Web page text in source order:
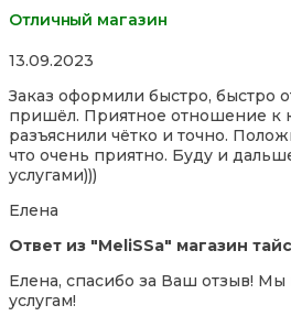
Отличный магазин
Rated
out
of
5
13.09.2023
Заказ оформили быстро, быстро
пришёл. Приятное отношение к
разъяснили чётко и точно.
что очень приятно. Буду и
услугами)))
Елена
Ответ из "MeliSSa" магазин
Елена, спасибо за Ваш отзыв!
услугам!